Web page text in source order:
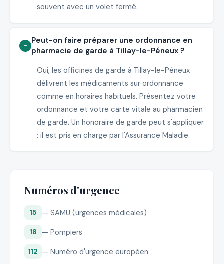
souvent avec un volet fermé.
Peut-on faire préparer une ordonnance en
pharmacie de garde à Tillay-le-Péneux ?
Oui, les officines de garde à Tillay-le-Péneux
délivrent les médicaments sur ordonnance
comme en horaires habituels. Présentez votre
ordonnance et votre carte vitale au pharmacien
de garde. Un honoraire de garde peut s'appliquer
: il est pris en charge par l'Assurance Maladie.
Numéros d'urgence
15 — SAMU (urgences médicales)
18 — Pompiers
112 — Numéro d'urgence européen